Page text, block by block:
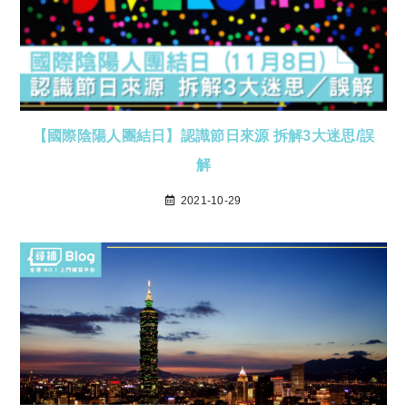
【國際陰陽人團結日】認識節日來源 拆解3大迷思/誤
解
2021-10-29